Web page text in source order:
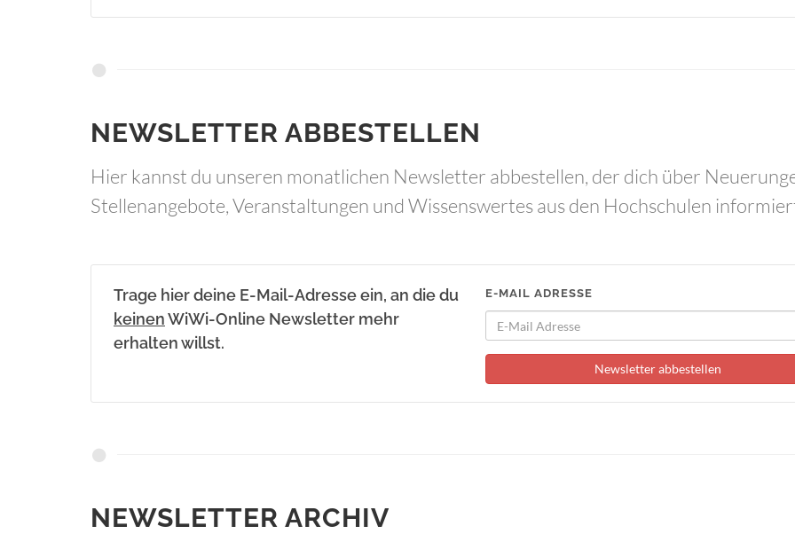
NEWSLETTER ABBESTELLEN
Hier kannst du unseren monatlichen Newsletter abbestellen, der dich über
Stellenangebote, Veranstaltungen und Wissenswertes aus den Hochschulen
Trage hier deine E-Mail-Adresse ein, an die du
keinenWiWi-Online Newsletter mehr
erhalten willst.
E-MAIL ADRESSE
Newsletter abbestellen
NEWSLETTER ARCHIV